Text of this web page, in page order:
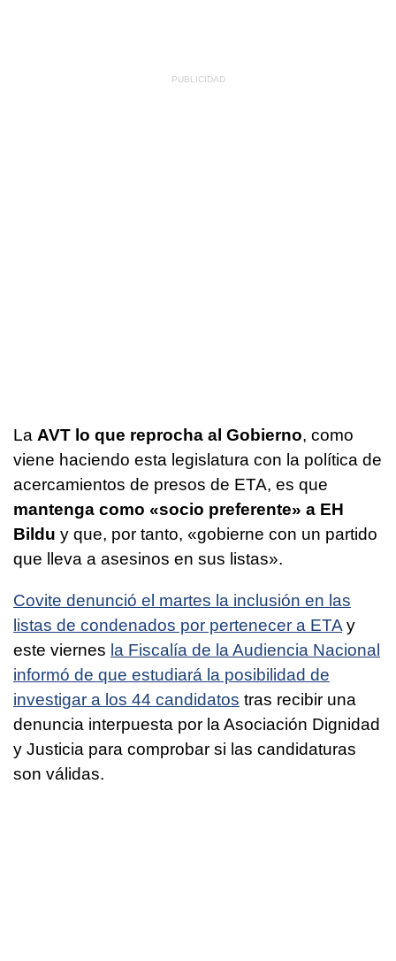
La AVT lo que reprocha al Gobierno, como
viene haciendo esta legislatura con la política de
acercamientos de presos de ETA, es que
mantenga como «socio preferente» a EH
Bildu y que, por tanto, «gobierne con un partido
que lleva a asesinos en sus listas».
Covite denunció el martes la inclusión en las
listas de condenados por pertenecer a ETAy
este viernes la Fiscalía de la Audiencia Nacional
informó de que estudiará la posibilidad de
investigar a los 44 candidatos tras recibir una
denuncia interpuesta por la Asociación Dignidad
y Justicia para comprobar si las candidaturas
son válidas.